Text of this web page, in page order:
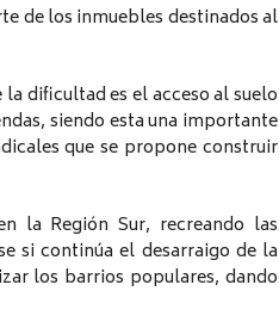
de los inmuebles destinados al
dificultad es el acceso al suelo
siendo esta una importante
que se propone construir
la Región Sur, recreando las
si continúa el desarraigo de la
los barrios populares, dando